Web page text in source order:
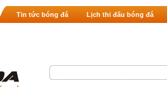
Tin tức bóng đá Lịch thi đấu bóng đá